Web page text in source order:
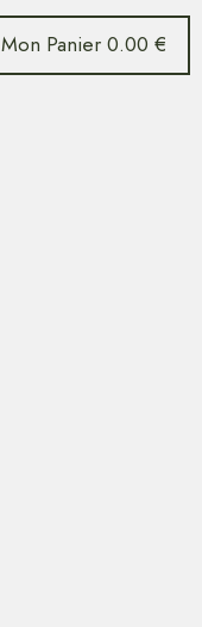
Mon Panier 0.00 €